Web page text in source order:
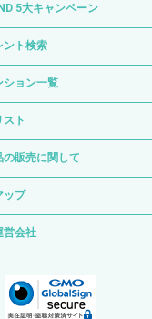
5大キャンペーン
ント検索
ション一覧
スト
の販売に関して
ップ
営会社